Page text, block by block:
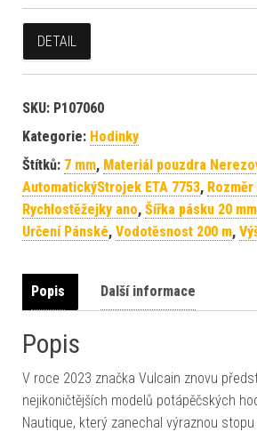
DETAIL
SKU: P107060
Kategorie: Hodinky
Štítků: 7 mm, Materiál pouzdra
AutomatickýStrojek ETA 7753,
Rychlostěžejky ano, Šířka pásku 20 mm
Určení Pánské, Vodotěsnost 200 m,
Popis Další informace
Popis
V roce 2023 značka Vulcain znovu
nejikoničtějších modelů potápěčských
Nautique, který zanechal výraznou